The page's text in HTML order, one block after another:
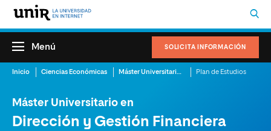
SOLICITA INFORMACIÓN
Menú
Inicio Ciencias Económicas Máster Universitario en Dirección y Gestión Financiera Executive Plan de Estudios
Máster Universitario en
Dirección y Gestión Financiera